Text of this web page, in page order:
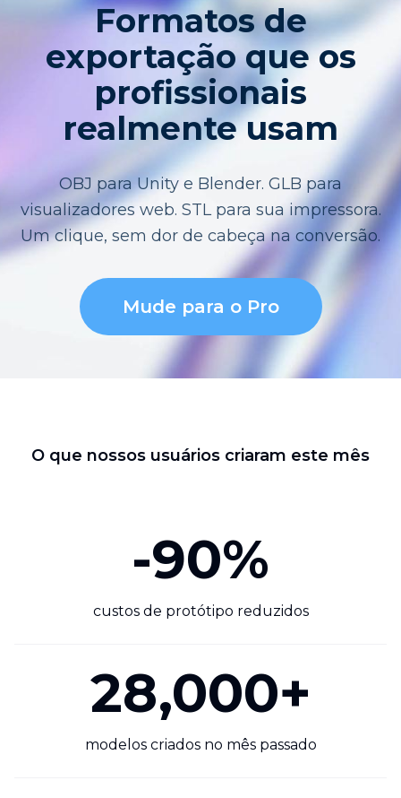
Formatos de
exportação que os
profissionais
realmente usam
OBJ para Unity e Blender. GLB para
visualizadores web. STL para sua impressora.
Um clique, sem dor de cabeça na conversão.
Mude para o Pro
O que nossos usuários criaram este mês
-90%
custos de protótipo reduzidos
28,000+
modelos criados no mês passado